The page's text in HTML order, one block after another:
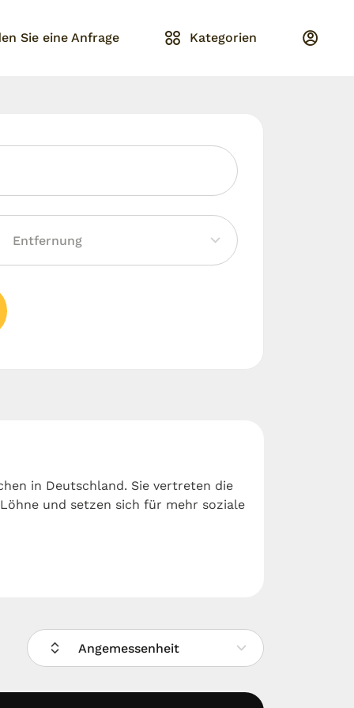
Sie eine Anfrage Kategorien
in Deutschland. Sie vertreten die
und setzen sich für mehr soziale
Angemessenheit